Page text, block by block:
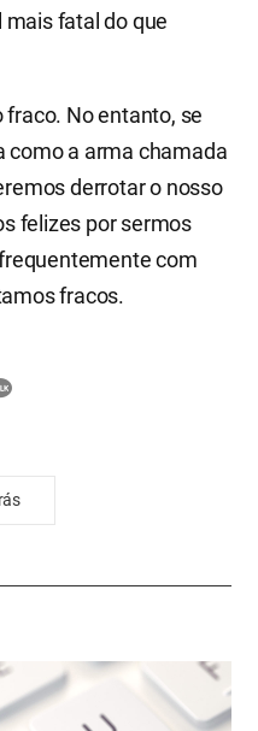
fatal do que
No entanto, se
como a arma chamada
derrotar o nosso
felizes por sermos
com
fracos.